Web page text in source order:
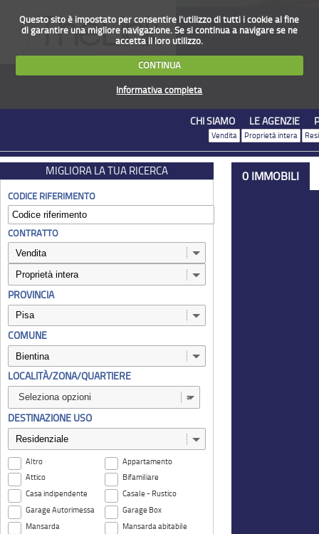
Questo sito è impostato per consentire l'utilizzo di tutti i cookie al fine
di garantire una migliore navigazione. Se si continua a navigare se ne
accetta il loro utilizzo.
CONTINUA
Informativa completa
CHI SIAMO LE AGENZIE
Vendita Proprietà intera
MIGLIORA LA TUA RICERCA
CODICE RIFERIMENTO
CONTRATTO
PROVINCIA
COMUNE
LOCALITÀ/ZONA/QUARTIERE
Seleziona opzioni
DESTINAZIONE USO
Altro
Appartamento
Attico
Bifamiliare
Casa indipendente
Casale - Rustico
Garage Autorimessa
Garage Box
Mansarda
Mansarda abitabile
0 IMMOBILI